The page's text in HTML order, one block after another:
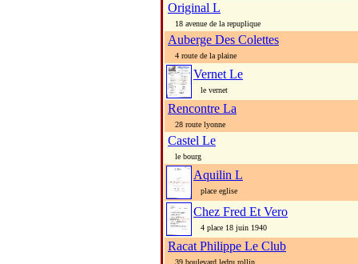
Original L
18 avenue de la repuplique
Auberge Des Colettes
4 route de la plaine
Vernet Le
le vernet
Rencontre La
28 route lyonne
Castel Le
le bourg
Aquilin L
place eglise
Chez Fred Et Vero
4 place 18 juin 1940
Racat Philippe Le Club
39 boulevard ledru rollin